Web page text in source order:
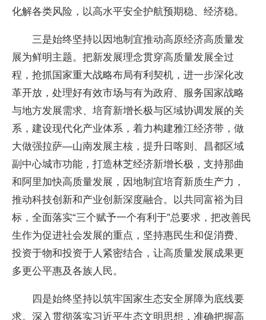
化解各类风险，以高水平安全护航预期稳、经济稳。
三是始终坚持以因地制宜推动高原经济高质量发
展为鲜明主题。把新发展理念贯穿高质量发展全过
程，抢抓国家重大战略布局有利契机，进一步深化改
革开放，处理好有效市场与有为政府、服务国家战略
与地方发展需求、培育新增长极与区域协调发展的关
系，建设现代化产业体系，着力构建雅江经济带，做
大做强拉萨—山南发展主核，提升日喀则、昌都区域
副中心城市功能，打造林芝经济新增长极，支持那曲
和阿里加快高质量发展，因地制宜培育新质生产力，
推动科技创新和产业创新深度融合。以共同富裕为目
标，全面落实“三个赋予一个有利于”总要求，把改善民
生作为促进社会发展的重点，坚持惠民生和促消费、
投资于物和投资于人紧密结合，让高质量发展成果更
多更公平惠及各族人民。
四是始终坚持以筑牢国家生态安全屏障为底线要
求。深入贯彻落实习近平生态文明思想，准确把握高